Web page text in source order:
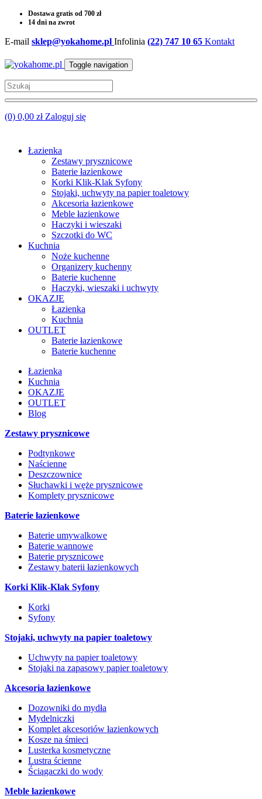
Dostawa gratis od 700 zł
14 dni na zwrot
E-mail sklep@yokahome.pl Infolinia (22) 747 10 65 Kontakt
Toggle navigation
(0) 0,00 zł Zaloguj się
Łazienka
Zestawy prysznicowe
Baterie łazienkowe
Korki Klik-Klak Syfony
Stojaki, uchwyty na papier toaletowy
Akcesoria łazienkowe
Meble łazienkowe
Haczyki i wieszaki
Szczotki do WC
Kuchnia
Noże kuchenne
Organizery kuchenny
Baterie kuchenne
Haczyki, wieszaki i uchwyty
OKAZJE
Łazienka
Kuchnia
OUTLET
Baterie łazienkowe
Baterie kuchenne
Łazienka
Kuchnia
OKAZJE
OUTLET
Blog
Zestawy prysznicowe
Podtynkowe
Naścienne
Deszczownice
Słuchawki i węże prysznicowe
Komplety prysznicowe
Baterie łazienkowe
Baterie umywalkowe
Baterie wannowe
Baterie prysznicowe
Zestawy baterii łazienkowych
Korki Klik-Klak Syfony
Korki
Syfony
Stojaki, uchwyty na papier toaletowy
Uchwyty na papier toaletowy
Stojaki na zapasowy papier toaletowy
Akcesoria łazienkowe
Dozowniki do mydła
Mydelniczki
Komplet akcesoriów łazienkowych
Kosze na śmieci
Lusterka kosmetyczne
Lustra ścienne
Ściągaczki do wody
Meble łazienkowe